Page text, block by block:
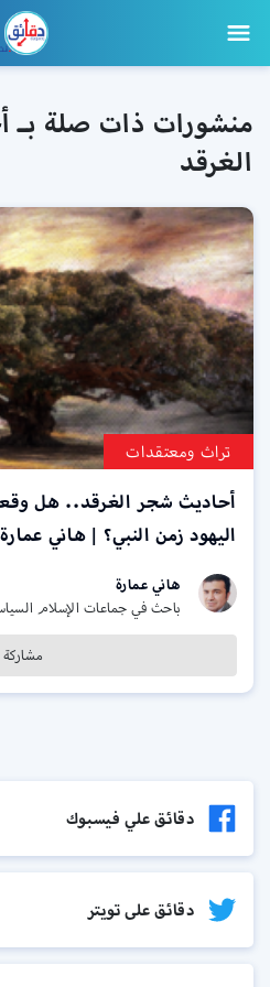
منشورات ذات صلة بـ
الغرقد
تراث ومعتقدات
أحاديث شجر الغرقد.. هل
اليهود زمن النبي؟ | هاني عمارة
هاني عمارة
باحث في جماعات الإسلام
مشاركة
دقائق علي فيسبوك
دقائق على تويتر